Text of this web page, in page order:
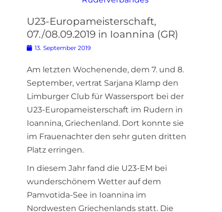
U23-Europameisterschaft,
07./08.09.2019 in Ioannina (GR)
Posted
13. September 2019
Am letzten Wochenende, dem 7. und 8.
September, vertrat Sarjana Klamp den
Limburger Club für Wassersport bei der
U23-Europameisterschaft im Rudern in
Ioannina, Griechenland. Dort konnte sie
im Frauenachter den sehr guten dritten
Platz erringen.
In diesem Jahr fand die U23-EM bei
wunderschönem Wetter auf dem
Pamvotida-See in Ioannina im
Nordwesten Griechenlands statt. Die